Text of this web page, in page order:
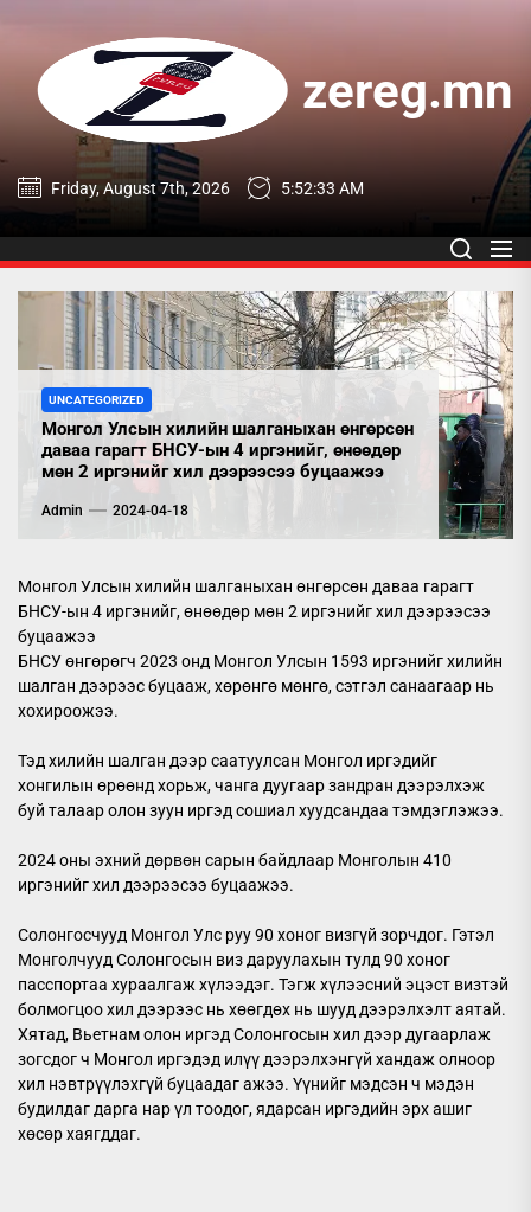
content
zereg.mn
zereg.mn
Friday, August 7th, 2026 5:52:33 AM
UNCATEGORIZED
Монгол Улсын хилийн шалганыхан өнгөрсөн
даваа гарагт БНСУ-ын 4 иргэнийг, өнөөдөр
мөн 2 иргэнийг хил дээрээсээ буцаажээ
Admin 2024-04-18
Монгол Улсын хилийн шалганыхан өнгөрсөн даваа гарагт
БНСУ-ын 4 иргэнийг, өнөөдөр мөн 2 иргэнийг хил дээрээсээ
буцаажээ
БНСУ өнгөрөгч 2023 онд Монгол Улсын 1593 иргэнийг хилийн
шалган дээрээс буцааж, хөрөнгө мөнгө, сэтгэл санаагаар нь
хохироожээ.
Тэд хилийн шалган дээр саатуулсан Монгол иргэдийг
хонгилын өрөөнд хорьж, чанга дуугаар зандран дээрэлхэж
буй талаар олон зуун иргэд сошиал хуудсандаа тэмдэглэжээ.
2024 оны эхний дөрвөн сарын байдлаар Монголын 410
иргэнийг хил дээрээсээ буцаажээ.
Солонгосчууд Монгол Улс руу 90 хоног визгүй зорчдог. Гэтэл
Монголчууд Солонгосын виз даруулахын тулд 90 хоног
пасспортаа хураалгаж хүлээдэг. Тэгж хүлээсний эцэст визтэй
болмогцоо хил дээрээс нь хөөгдөх нь шууд дээрэлхэлт аятай.
Хятад, Вьетнам олон иргэд Солонгосын хил дээр дугаарлаж
зогсдог ч Монгол иргэдэд илүү дээрэлхэнгүй хандаж олноор
хил нэвтрүүлэхгүй буцаадаг ажээ. Үүнийг мэдсэн ч мэдэн
будилдаг дарга нар үл тоодог, ядарсан иргэдийн эрх ашиг
хөсөр хаягддаг.